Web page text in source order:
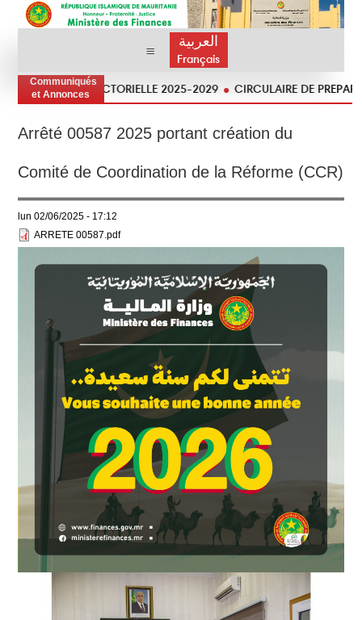
العربية
Français
Communiqués
et Annonces
STRATÉGIE SECTORIELLE 2025-2029 CIRCULAIRE DE
Arrêté 00587 2025 portant création du
Comité de Coordination de la Réforme (CCR)
lun 02/06/2025 - 17:12
ARRETE 00587.pdf